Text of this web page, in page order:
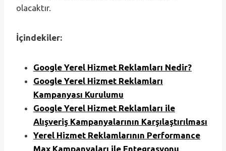
olacaktır.
İçindekiler:
Google Yerel Hizmet Reklamları Nedir?
Google Yerel Hizmet Reklamları
Kampanyası Kurulumu
Google Yerel Hizmet Reklamları ile
Alışveriş Kampanyalarının Karşılaştırılması
Yerel Hizmet Reklamlarının Performance
Max Kampanyaları ile Entegrasyonu